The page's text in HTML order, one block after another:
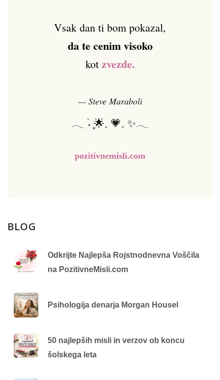
Vsak dan ti bom pokazal,
da te cenim visoko
kot zvezde.
— Steve Maraboli
𓂃 ࣪˖ ִֶָ🌟𓈒 💗𓈒 ✨𓂃
pozitivnemisli.com
BLOG
Odkrijte Najlepša Rojstnodnevna Voščila
na PozitivneMisli.com
Psihologija denarja Morgan Housel
50 najlepših misli in verzov ob koncu
šolskega leta